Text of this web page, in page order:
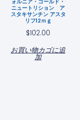
ニュートリション ア
スタキサンチン アスタ
リフ12ｍｇ
$102.00
お買い物カゴに追
加